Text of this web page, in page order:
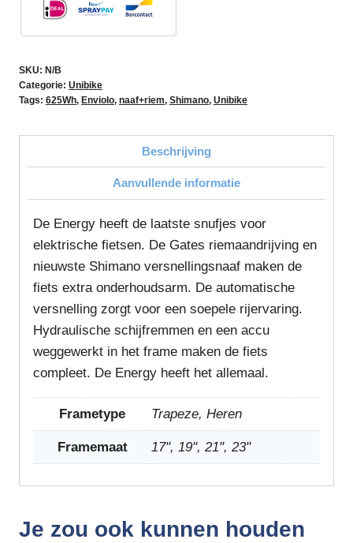
SKU: N/B
Categorie: Unibike
Tags: 625Wh, Enviolo, naaf+riem, Shimano, Unibike
Beschrijving
Aanvullende informatie
De Energy heeft de laatste snufjes voor
elektrische fietsen. De Gates riemaandrijving en
nieuwste Shimano versnellingsnaaf maken de
fiets extra onderhoudsarm. De automatische
versnelling zorgt voor een soepele rijervaring.
Hydraulische schijfremmen en een accu
weggewerkt in het frame maken de fiets
compleet. De Energy heeft het allemaal.
Frametype Trapeze, Heren
Framemaat 17", 19", 21", 23"
Je zou ook kunnen houden